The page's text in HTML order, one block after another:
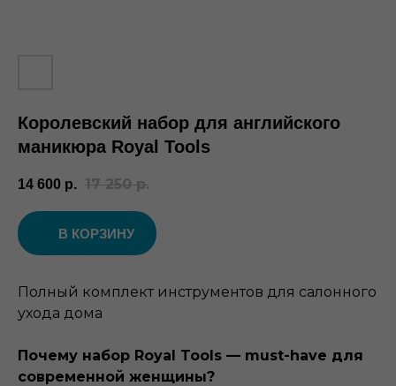
Королевский набор для английского
маникюра Royal Tools
14 600 р. 17 250 р.
В КОРЗИНУ
Полный комплект инструментов для салонного
ухода дома
Почему набор Royal Tools — must-have для
современной женщины?